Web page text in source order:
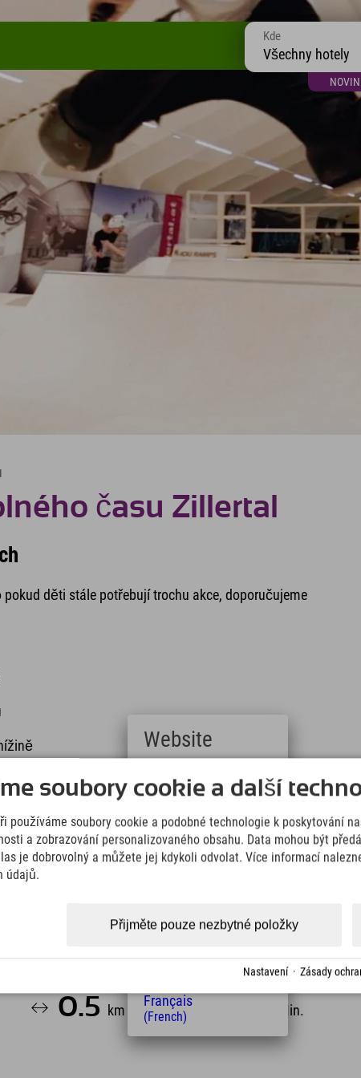
Kde
Všechny hotely
času Zillertal
děti stále potřebují trochu akce, doporučujeme
nevíme, co je ;)
lyžařských triků.
0.5 km 1 Min. Min.
soubory cookie a další
používáme soubory cookie a podobné technologie k poskytování
a zobrazování personalizovaného obsahu. Data mohou být
je dobrovolný a můžete jej kdykoli odvolat. Více informací
údajů.
Přijměte pouze nezbytné položky
Nastavení· Zásady
Website
Deutsch
(German)
(English)
Italiano
(Italian)
(Polish)
Magyar
Français
(French)